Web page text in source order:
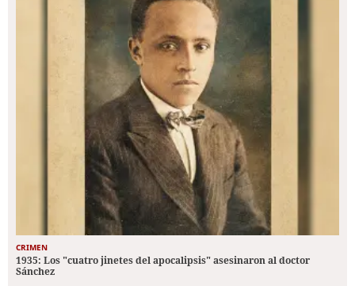
CRIMEN
1935: Los "cuatro jinetes del apocalipsis" asesinaron al doctor
Sánchez